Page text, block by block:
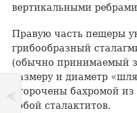
вертикальными
Правую часть пещеры
грибообразный
(обычно принимаемый
размеру и диаметр
оторочены бахромой
собой сталактитов.